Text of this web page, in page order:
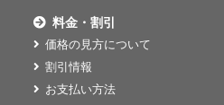
料金・割引
価格の見方について
割引情報
お支払い方法